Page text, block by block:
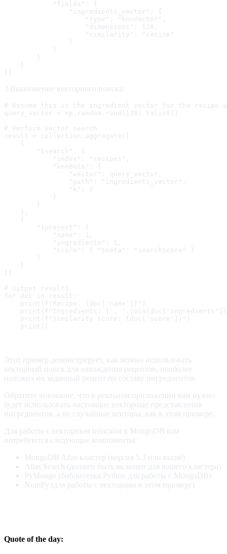
            "fields": {
                "ingredients_vector": {
                    "type": "knnVector",
                    "dimensions": 128,
                    "similarity": "cosine"
                }
            }
        }
    }
})
3 Выполнение векторного поиска:
# Assume this is the ingredient vector for the recipe
query_vector = np.random.rand(128).tolist()
# Perform vector search
result = collection.aggregate([
    {
        "$search": {
            "index": "recipes",
            "knnBeta": {
                "vector": query_vector,
                "path": "ingredients_vector",
                "k": 2
            }
        }
    },
    {
        "$project": {
            "name": 1,
            "ingredients": 1,
            "score": { "$meta": "searchScore" }
        }
    }
])
# Output results
for doc in result:
    print(f"Recipe: {doc['name']}")
print(f"Ingredients: {',
    print(f"Similarity score: {doc['score']}")
    print()
Этот пример демонстрирует, как можно использовать
векторный поиск для нахождения рецептов, наиболее
похожих на заданный рецепт по составу ингредиентов.
Обратите внимание, что в реальном приложении вам нужно
будет использовать настоящие векторные представления
ингредиентов, а не случайные векторы, как в этом примере.
Для работы с векторным поиском в MongoDB вам
потребуются следующие компоненты:
MongoDB Atlas кластер (версия 5.3 или выше)
Atlas Search (должен быть включен для вашего кластера)
PyMongo (библиотека Python для работы с MongoDB)
NumPy (для работы с векторами в этом примере)
Quote of the day: